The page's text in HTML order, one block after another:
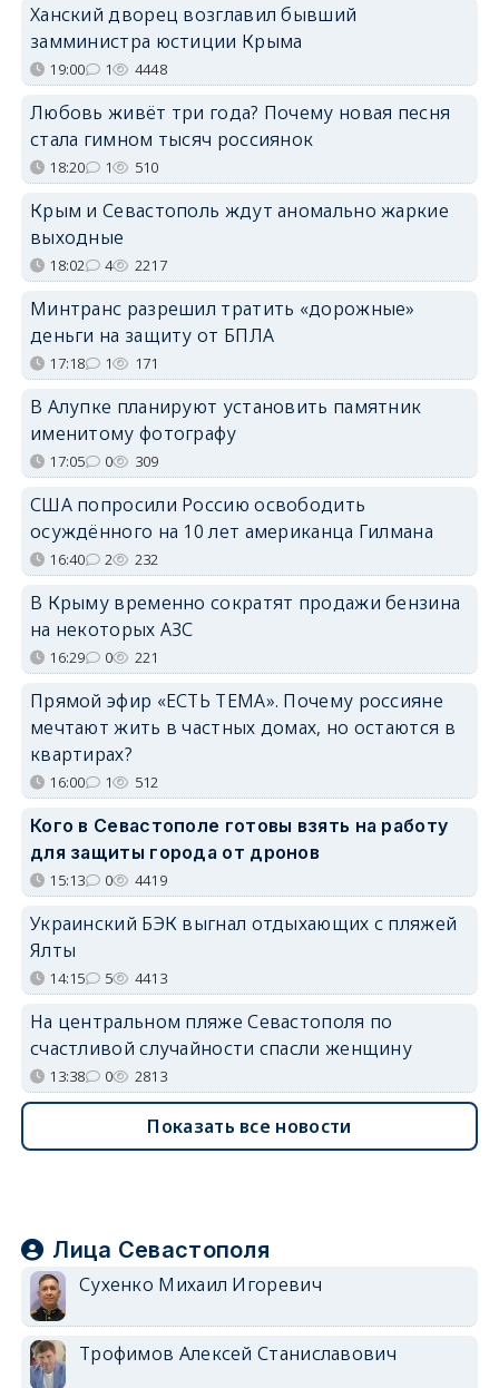
Ханский дворец возглавил бывший
замминистра юстиции Крыма
19:00 1 4448
Любовь живёт три года? Почему новая песня
стала гимном тысяч россиянок
18:20 1 510
Крым и Севастополь ждут аномально жаркие
выходные
18:02 4 2217
Минтранс разрешил тратить «дорожные»
деньги на защиту от БПЛА
17:18 1 171
В Алупке планируют установить памятник
именитому фотографу
17:05 0 309
США попросили Россию освободить
осуждённого на 10 лет американца Гилмана
16:40 2 232
В Крыму временно сократят продажи бензина
на некоторых АЗС
16:29 0 221
Прямой эфир «ЕСТЬ ТЕМА». Почему россияне
мечтают жить в частных домах, но остаются в
квартирах?
16:00 1 512
Кого в Севастополе готовы взять на работу
для защиты города от дронов
15:13 0 4419
Украинский БЭК выгнал отдыхающих с пляжей
Ялты
14:15 5 4413
На центральном пляже Севастополя по
счастливой случайности спасли женщину
13:38 0 2813
Показать все новости
Лица Севастополя
Сухенко Михаил Игоревич
Трофимов Алексей Станиславович